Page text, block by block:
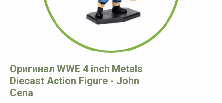
Оригинал WWE 4 inch Metals
Diecast Action Figure - John
Cena